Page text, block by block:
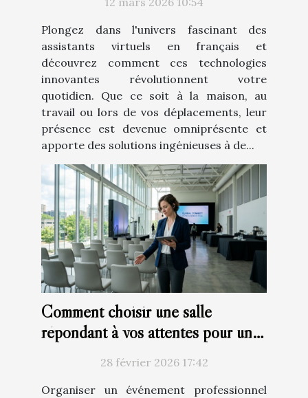
Plongez dans l'univers fascinant des
assistants virtuels en français et
découvrez comment ces technologies
innovantes révolutionnent votre
quotidien. Que ce soit à la maison, au
travail ou lors de vos déplacements, leur
présence est devenue omniprésente et
apporte des solutions ingénieuses à de...
Comment choisir une salle
répondant à vos attentes pour un
événement professionnel ?
28 février 2026 17:42
Organiser un événement professionnel